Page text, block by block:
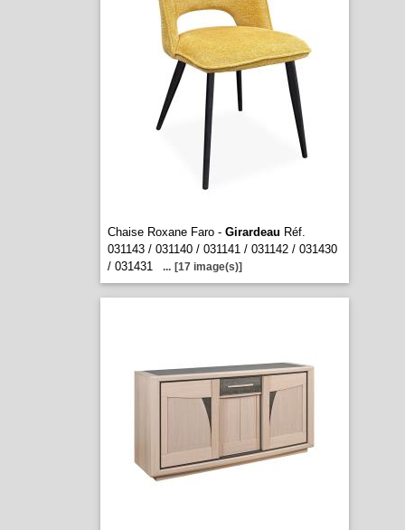
Chaise Roxane Faro - Girardeau Réf.
031143 / 031140 / 031141 / 031142 / 031430
/ 031431
... [17 image(s)]